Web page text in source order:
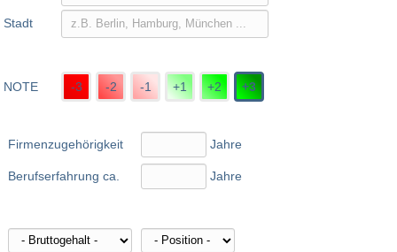
Stadt
NOTE -3 -2 -1 +1 +2 +3
Firmenzugehörigkeit
Berufserfahrung ca.
Jahre
Jahre